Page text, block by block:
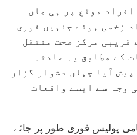
موقع پر ہی جاں
زخمی ہوئے جنہیں فوری
قریبی مرکز صحت منتقل
کے مطابق یہ حادثہ
آیا جہاں دشوار گزار
وجہ سے ایسے واقعات
پولیس فوری طور پر جائے